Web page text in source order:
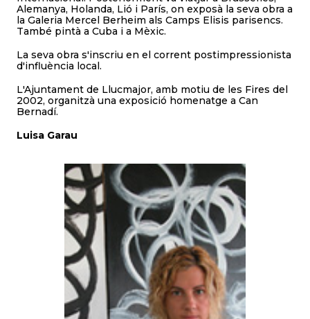
Alemanya, Holanda, Lió i París, on exposà la seva obra a
la Galeria Mercel Berheim als Camps Elisis parisencs.
També pintà a Cuba i a Mèxic.
La seva obra s'inscriu en el corrent postimpressionista
d'influència local.
L'Ajuntament de Llucmajor, amb motiu de les Fires del
2002, organitzà una exposició homenatge a Can
Bernadí.
Luisa Garau